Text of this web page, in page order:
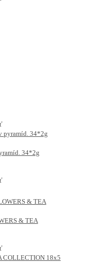
34*2g
& TEA